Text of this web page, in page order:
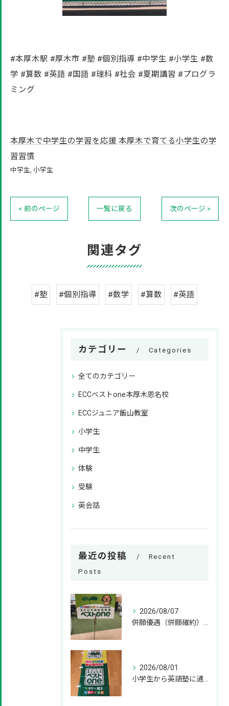
#本厚木駅 #厚木市 #塾 #個別指導 #中学生 #小学生 #数
学 #算数 #英語 #国語 #理科 #社会 #夏期講習 #プログラ
ミング
本厚木で中学生の学習を応援 本厚木で育てる小学生の学
習習慣
中学生 小学生
< 前のページ 一覧に戻る 次のページ >
関連タグ
#塾 #個別指導 #数学 #算数 #英語
カテゴリー Categories
全てのカテゴリー
ECCベストone本厚木恩名校
ECCジュニア飯山教室
小学生
中学生
体験
受験
英会話
最近の投稿
Recent
Posts
2026/08/07
2026/08/01